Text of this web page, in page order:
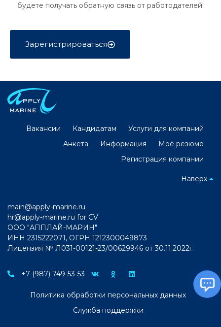
будете получать обратную связь от работодателей!
Зарегистрироваться
Вакансии Кандидатам
Услуги для компаний
Анкета
Информация
Моё резюме
Регистрация компании
Наверх
main@apply-marine.ru
hr@apply-marine.ru for CV
ООО "АППЛАЙ-МАРИН"
ИНН 2315222071, ОГРН 1212300049873
Лицензия № Л031-00121-23/00629946 от 30.11.2022г.
+7 (987) 749-53-53
Политика обработки персональных данных
Служба поддержки